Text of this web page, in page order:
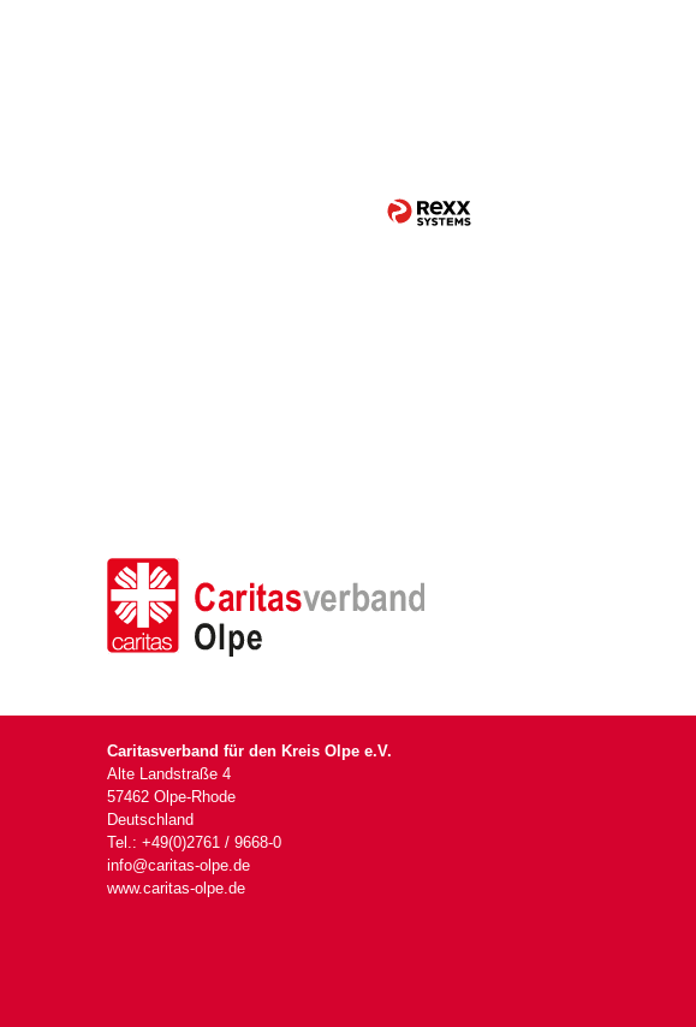
Caritasverband für den Kreis Olpe e.V.
Alte Landstraße 4
57462 Olpe-Rhode
Deutschland
Tel.: +49(0)2761 / 9668-0
info@caritas-olpe.de
www.caritas-olpe.de